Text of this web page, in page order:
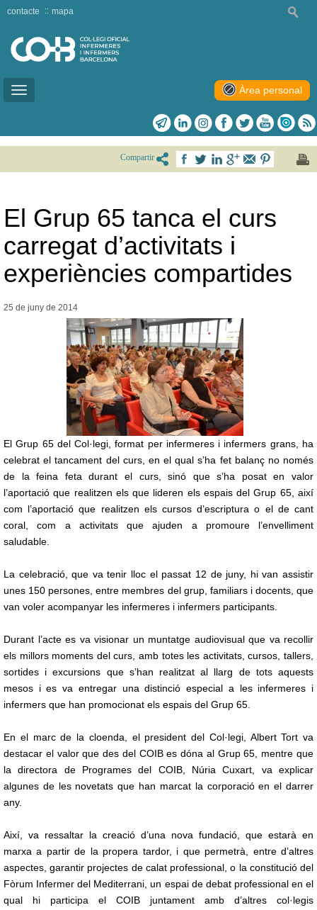
Toggle
contacte mapa
Àrea personal
Compartir
El Grup 65 tanca el curs
carregat d’activitats i
experiències compartides
25 de juny de 2014
El Grup 65 del Col·legi, format per infermeres i infermers grans, ha
celebrat el tancament del curs, en el qual s’ha fet balanç no només
de la feina feta durant el curs, sinó que s’ha posat en valor
l’aportació que realitzen els que lideren els espais del Grup 65, així
com l’aportació que realitzen els cursos d’escriptura o el de cant
coral, com a activitats que ajuden a promoure l’envelliment
saludable.
La celebració, que va tenir lloc el passat 12 de juny, hi van assistir
unes 150 persones, entre membres del grup, familiars i docents, que
van voler acompanyar les infermeres i infermers participants.
Durant l’acte es va visionar un muntatge audiovisual que va recollir
els millors moments del curs, amb totes les activitats, cursos, tallers,
sortides i excursions que s’han realitzat al llarg de tots aquests
mesos i es va entregar una distinció especial a les infermeres i
infermers que han promocionat els espais del Grup 65.
En el marc de la cloenda, el president del Col·legi, Albert Tort va
destacar el valor que des del COIB es dóna al Grup 65, mentre que
la directora de Programes del COIB, Núria Cuxart, va explicar
algunes de les novetats que han marcat la corporació en el darrer
any.
Així, va ressaltar la creació d’una nova fundació, que estarà en
marxa a partir de la propera tardor, i que permetrà, entre d’altres
aspectes, garantir projectes de calat professional, o la constitució del
Fòrum Infermer del Mediterrani, un espai de debat professional en el
qual hi participa el COIB juntament amb d’altres col·legis